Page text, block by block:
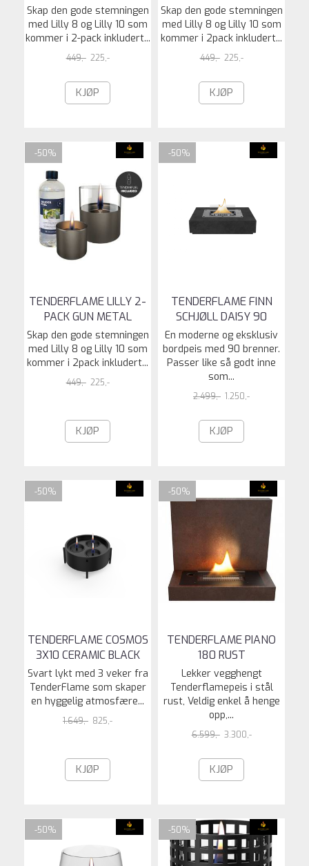
Skap den gode stemningen
med Lilly 8 og Lilly 10 som
kommer i 2-pack inkludert...
449,- 225,-
KJØP
Skap den gode stemningen
med Lilly 8 og Lilly 10 som
kommer i 2pack inkludert...
449,- 225,-
KJØP
-50%
TENDERFLAME LILLY 2-
PACK GUN METAL
Skap den gode stemningen
med Lilly 8 og Lilly 10 som
kommer i 2pack inkludert...
449,- 225,-
KJØP
-50%
TENDERFLAME FINN
SCHJØLL DAISY 90
En moderne og eksklusiv
bordpeis med 90 brenner.
Passer like så godt inne
som...
2.499,- 1.250,-
KJØP
-50%
TENDERFLAME COSMOS
3X10 CERAMIC BLACK
Svart lykt med 3 veker fra
TenderFlame som skaper
en hyggelig atmosfære...
1.649,- 825,-
KJØP
-50%
TENDERFLAME PIANO
180 RUST
Lekker vegghengt
Tenderflamepeis i stål
rust, Veldig enkel å henge
opp,...
6.599,- 3.300,-
KJØP
-50% -50%